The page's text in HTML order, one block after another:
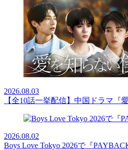
2026.08.03
【全10話一挙配信】中国ドラマ『
2026.08.02
Boys Love Tokyo 2026で『